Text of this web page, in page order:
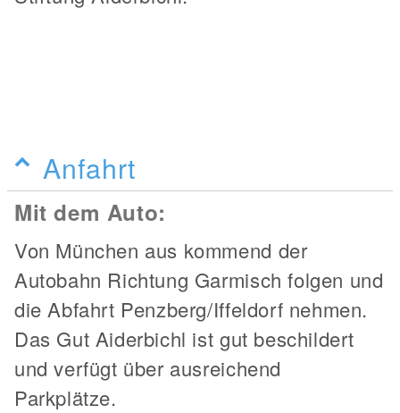
Anfahrt
Mit dem Auto:
Von München aus kommend der
Autobahn Richtung Garmisch folgen und
die Abfahrt Penzberg/Iffeldorf nehmen.
Das Gut Aiderbichl ist gut beschildert
und verfügt über ausreichend
Parkplätze.